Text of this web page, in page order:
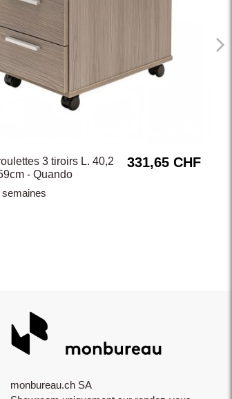
3 tiroirs L. 40,2
- Quando
semaines
331,65 CHF
monbureau.ch SA